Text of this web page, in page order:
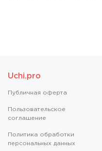
Uchi.pro
Публичная оферта
Пользовательское
соглашение
Политика обработки
персональных данных